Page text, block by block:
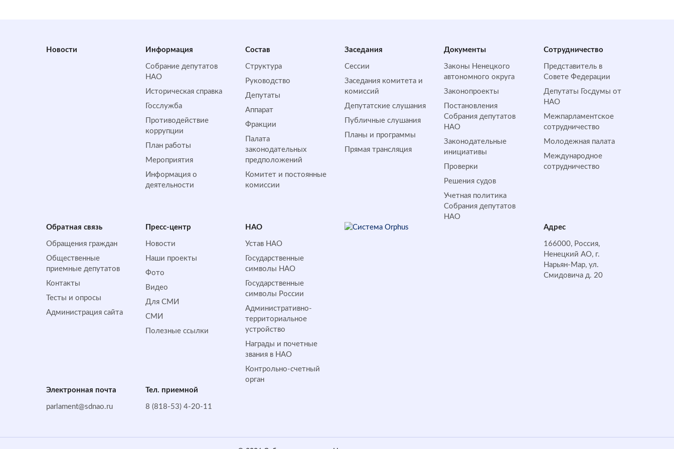
Новости Информация
Собрание депутатов
НАО
Историческая справка
Госслужба
Противодействие
коррупции
План работы
Мероприятия
Информация о
деятельности
Состав
Структура
Руководство
Депутаты
Аппарат
Фракции
Палата
законодательных
предположений
Комитет и постоянные
комиссии
Заседания
Сессии
Заседания комитета и
комиссий
Депутатские слушания
Публичные слушания
Планы и программы
Прямая трансляция
Документы
Законы Ненецкого
автономного округа
Законопроекты
Постановления
Собрания депутатов
НАО
Законодательные
инициативы
Проверки
Решения судов
Учетная политика
Собрания депутатов
НАО
Сотрудничество
Представитель в
Совете Федерации
Депутаты Госдумы от
НАО
Межпарламентское
сотрудничество
Молодежная палата
Международное
сотрудничество
Обратная cвязь
Обращения граждан
Общественные
приемные депутатов
Контакты
Тесты и опросы
Администрация сайта
Пресс-центр
Новости
Наши проекты
Фото
Видео
Для СМИ
СМИ
Полезные ссылки
НАО
Устав НАО
Государственные
символы НАО
Государственные
символы России
Административно-
территориальное
устройство
Награды и почетные
звания в НАО
Контрольно-счетный
орган
Адрес
166000, Россия,
Ненецкий АО, г.
Нарьян-Мар, ул.
Смидовича д. 20
Электронная почта
parlament@sdnao.ru
Тел. приемной
8 (818-53) 4-20-11